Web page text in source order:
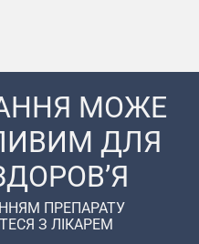
МОЖЕ
ДЛЯ
ПРЕПАРАТУ
З ЛІКАРЕМ